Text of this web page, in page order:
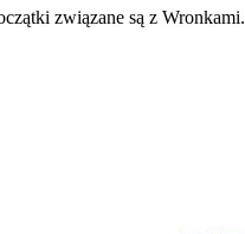
związane są z Wronkami.